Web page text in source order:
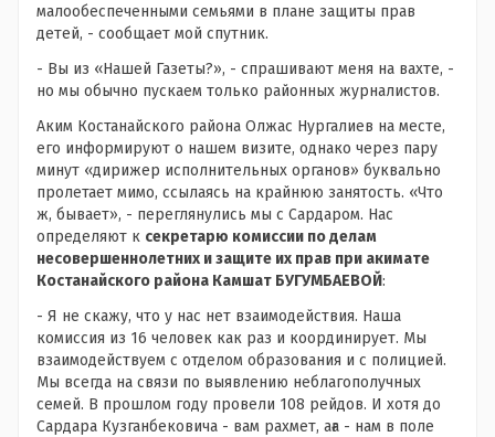
малообеспеченными семьями в плане защиты прав
детей, - сообщает мой спутник.
- Вы из «Нашей Газеты?», - спрашивают меня на вахте, -
но мы обычно пускаем только районных журналистов.
Аким Костанайского района Олжас Нургалиев на месте,
его информируют о нашем визите, однако через пару
минут «дирижер исполнительных органов» буквально
пролетает мимо, ссылаясь на крайнюю занятость. «Что
ж, бывает», - переглянулись мы с Сардаром. Нас
определяют к секретарю комиссии по делам
несовершеннолетних и защите их прав при акимате
Костанайского района Камшат БУГУМБАЕВОЙ:
- Я не скажу, что у нас нет взаимодействия. Наша
комиссия из 16 человек как раз и координирует. Мы
взаимодействуем с отделом образования и с полицией.
Мы всегда на связи по выявлению неблагополучных
семей. В прошлом году провели 108 рейдов. И хотя до
Сардара Кузганбековича - вам рахмет, аға - нам в поле